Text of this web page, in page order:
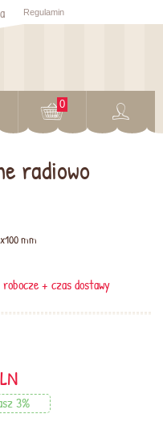
Regulamin
0
radiowo
mm
+ czas dostawy
3%